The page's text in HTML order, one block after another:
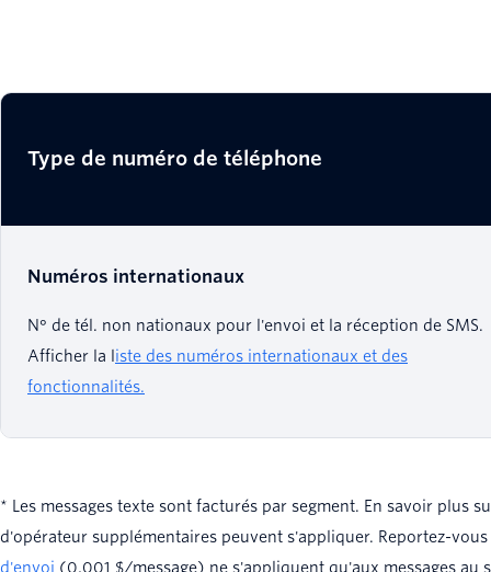
Type de numéro de téléphone
Numéros internationaux
N° de tél. non nationaux pour l'envoi et la réception de SMS.
Afficher la liste des numéros internationaux et des
fonctionnalités.
* Les messages texte sont facturés par segment. En savoir plus
d'opérateur supplémentaires peuvent s'appliquer. Reportez-vous
d'envoi (0,001 $/message) ne s'appliquent qu'aux messages au